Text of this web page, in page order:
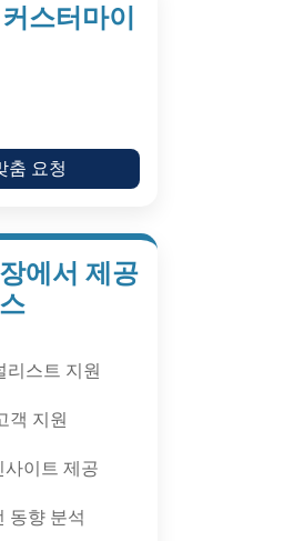
스터마이
춤 요청
에서 제공
리스트 지원
객 지원
사이트 제공
동향 분석